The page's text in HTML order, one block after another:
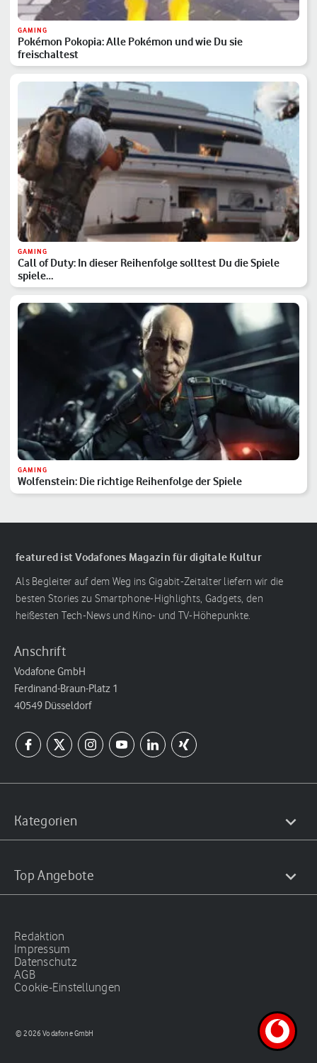
GAMING
Pokémon Pokopia: Alle Pokémon und wie Du sie
freischaltest
GAMING
Call of Duty: In dieser Reihenfolge solltest Du die Spiele
spiele…
GAMING
Wolfenstein: Die richtige Reihenfolge der Spiele
featured ist Vodafones Magazin für digitale Kultur
Als Begleiter auf dem Weg ins Gigabit-Zeitalter liefern wir die
besten Stories zu Smartphone-Highlights, Gadgets, den
heißesten Tech-News und Kino- und TV-Höhepunkte.
Anschrift
Vodafone GmbH
Ferdinand-Braun-Platz 1
40549 Düsseldorf
Kategorien
Top Angebote
Redaktion
Impressum
Datenschutz
AGB
Cookie-Einstellungen
© 2026 Vodafone GmbH